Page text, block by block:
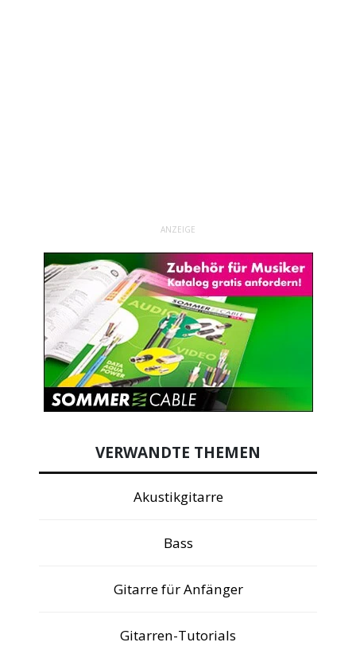
ANZEIGE
VERWANDTE THEMEN
Akustikgitarre
Bass
Gitarre für Anfänger
Gitarren-Tutorials